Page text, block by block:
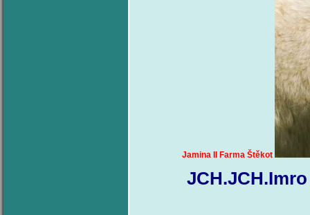
Jamina II Farma Štěkot